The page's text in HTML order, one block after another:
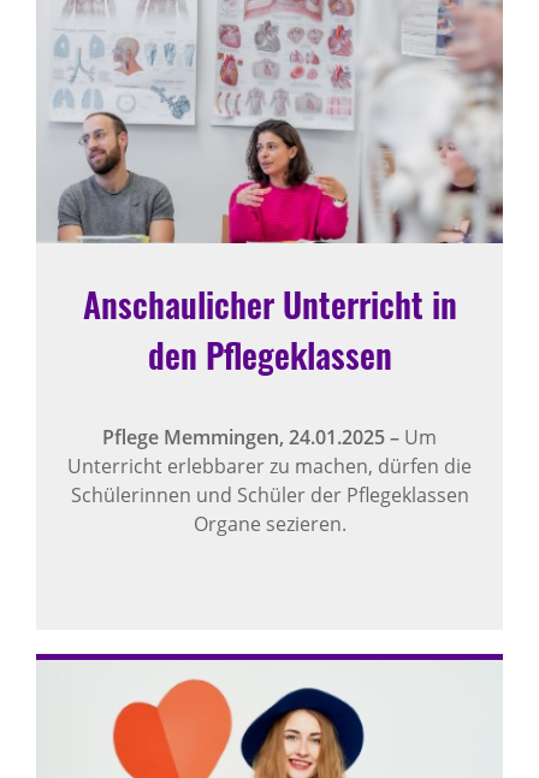
Anschaulicher Unterricht in
den Pflegeklassen
Pflege Memmingen, 24.01.2025– Um
Unterricht erlebbarer zu machen, dürfen die
Schülerinnen und Schüler der Pflegeklassen
Organe sezieren.